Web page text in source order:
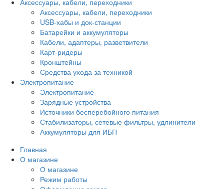
Аксессуары, кабели, переходники
USB-хабы и док-станции
Батарейки и аккумуляторы
Кабели, адаптеры, разветвители
Карт-ридеры
Кронштейны
Средства ухода за техникой
Электропитание
Электропитание
Зарядные устройства
Источники бесперебойного питания
Стабилизаторы, сетевые фильтры, удлинители
Аккумуляторы для ИБП
Главная
О магазине
О магазине
Режим работы